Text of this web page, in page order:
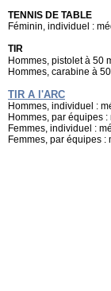
TENNIS DE TABLE
Féminin, individuel :
TIR
Hommes, pistolet à 50
Hommes, carabine à
TIR A l'ARC
Hommes, individuel :
Hommes, par équipes
Femmes, individuel :
Femmes, par équipes